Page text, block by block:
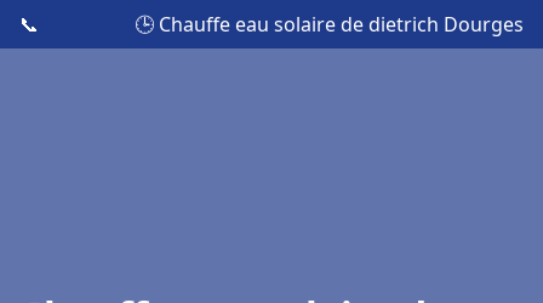
📞 🕒 Chauffe eau solaire de dietrich Dourges